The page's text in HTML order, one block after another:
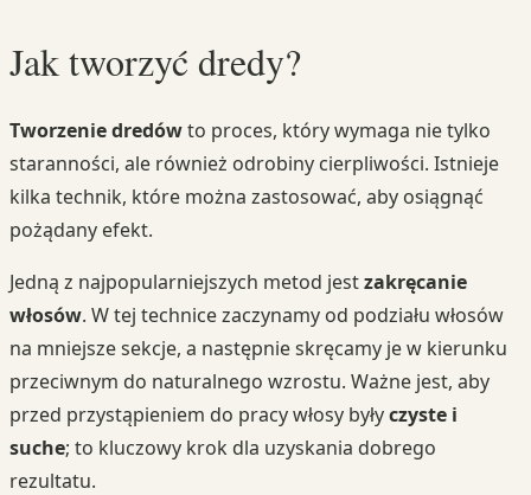
Jak tworzyć dredy?
Tworzenie dredówto proces, który wymaga nie tylko
staranności, ale również odrobiny cierpliwości. Istnieje
kilka technik, które można zastosować, aby osiągnąć
pożądany efekt.
Jedną z najpopularniejszych metod jestzakręcanie
włosów. W tej technice zaczynamy od podziału włosów
na mniejsze sekcje, a następnie skręcamy je w kierunku
przeciwnym do naturalnego wzrostu. Ważne jest, aby
przed przystąpieniem do pracy włosy byłyczyste i
suche; to kluczowy krok dla uzyskania dobrego
rezultatu.